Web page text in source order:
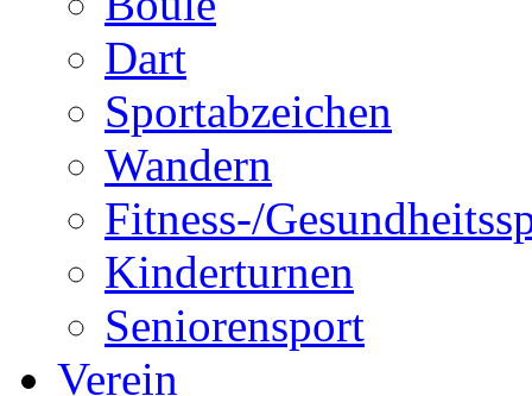
Dart
Sportabzeichen
Wandern
Fitness-/
Kinderturnen
Seniorensport
Verein